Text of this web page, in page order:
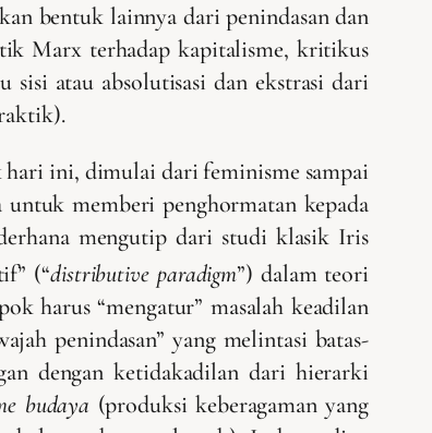
bentuk lainnya dari penindasan dan
Marx terhadap kapitalisme, kritikus
sisi atau absolutisasi dan ekstrasi dari
hari ini, dimulai dari feminisme sampai
memberi penghormatan kepada
mengutip dari studi klasik Iris
(“distributive paradigm”) dalam teori
harus “mengatur” masalah keadilan
penindasan” yang melintasi batas-
dengan ketidakadilan dari hierarki
budaya (produksi keberagaman yang